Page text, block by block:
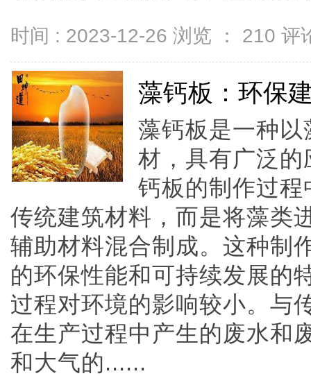
时间 : 2023-12-26 浏览 ： 210 评
藻钙板：环保
藻钙板是一种
材，具有广泛
钙板的制作过
传统建筑材料，而是将藻类
辅助材料混合制成。这种制
的环保性能和可持续发展的
过程对环境的影响较小。与
在生产过程中产生的废水和
和大气的......